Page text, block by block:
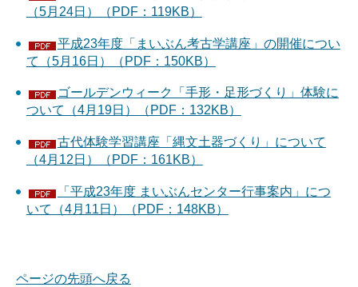
（5月24日）（PDF：119KB）
平成23年度「まいぶん考古学講座」の開催につい
て（5月16日）（PDF：150KB）
ゴールデンウィーク「手形・足形づくり」体験に
ついて（4月19日）（PDF：132KB）
古代体験学習講座「縄文土器づくり」について
（4月12日）（PDF：161KB）
「平成23年度 まいぶんセンター行事案内」につ
いて（4月11日）（PDF：148KB）
ページの先頭へ戻る